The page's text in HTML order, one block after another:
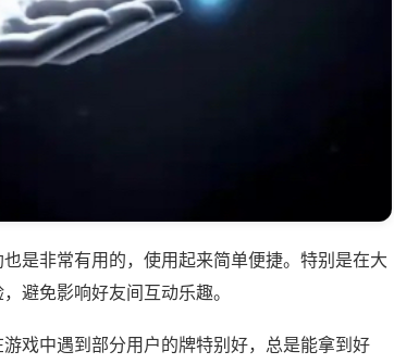
是非常有用的，使用起来简单便捷。特别是在大
避免影响好友间互动乐趣。
戏中遇到部分用户的牌特别好，总是能拿到好